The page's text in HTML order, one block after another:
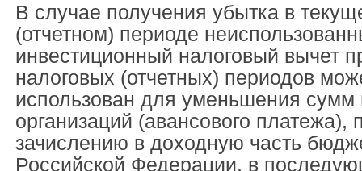
В случае получения убытка в
(отчетном) периоде
инвестиционный налоговый вычет
налоговых (отчетных) периодов
использован для уменьшения сумм
организаций (авансового
зачислению в доходную часть
Российской Федерации, в